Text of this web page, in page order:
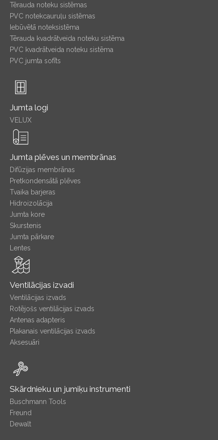
Tērauda noteku sistēmas
PVC notekcauruļu sistēmas
Iebūvētā noteksistēma
Tērauda kvadrātveida noteku sistēma
PVC kvadrātveida noteku sistēma
PVC jumta sofīts
Jumta logi
VELUX
Jumta plēves un membrānas
Difūzijas membrānas
Pretkondensātā plēves
Tvaika barjeras
Hidroizolācija
Jumta kore
Skurstenis
Jumta pārkare
Lentes
Ventilācijas izvadi
Ventilācijas izvads
Rotējošs ventilācijas izvads
Antenas adapteris
Plakanais ventilācijas izvads
Aksesuāri
Skārdnieku un jumiķu instrumenti
Buschmann Tools
Freund
Dewalt